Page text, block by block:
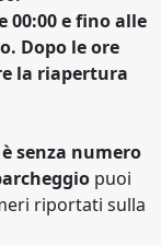
00:00 e fino alle
Dopo le ore
la riapertura
senza numero
puoi
riportati sulla